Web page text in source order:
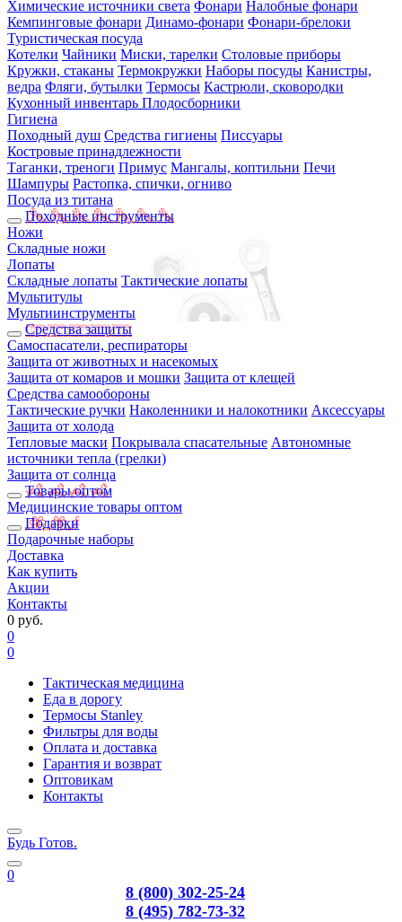
Химические источники света Фонари Налобные фонари
Кемпинговые фонари Динамо-фонари Фонари-брелоки
Туристическая посуда
Котелки Чайники Миски, тарелки Столовые приборы
Кружки, стаканы Термокружки Наборы посуды Канистры,
ведра Фляги, бутылки Термосы Кастрюли, сковородки
Кухонный инвентарь Плодосборники
Гигиена
Походный душ Средства гигиены Писсуары
Костровые принадлежности
Таганки, треноги Примус Мангалы, коптильни Печи
Шампуры Растопка, спички, огниво
Посуда из титана
Походные инструменты
Ножи
Складные ножи
Лопаты
Складные лопаты Тактические лопаты
Мультитулы
Мультиинструменты
Средства защиты
Самоспасатели, респираторы
Защита от животных и насекомых
Защита от комаров и мошки Защита от клещей
Средства самообороны
Тактические ручки Наколенники и налокотники Аксессуары
Защита от холода
Тепловые маски Покрывала спасательные Автономные
источники тепла (грелки)
Защита от солнца
Товары оптом
Медицинские товары оптом
Подарки
Подарочные наборы
Доставка
Как купить
Акции
Контакты
0 руб.
0
0
Тактическая медицина
Еда в дорогу
Термосы Stanley
Фильтры для воды
Оплата и доставка
Гарантия и возврат
Оптовикам
Контакты
Будь Готов.
0
8 (800) 302-25-24
8 (495) 782-73-32